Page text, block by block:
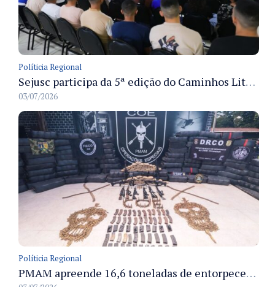
Políticia Regional
Sejusc participa da 5ª edição do Caminhos Literários com foco na cultura hip-hop nas unidades socioeducativas
03/07/2026
Políticia Regional
PMAM apreende 16,6 toneladas de entorpecentes e registra aumento nas prisões em flagrante e nas capturas de foragidos no primeiro semestre de 2026